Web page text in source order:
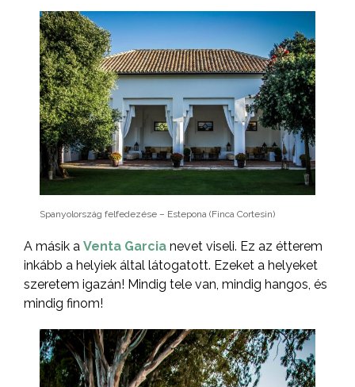
Spanyolország felfedezése – Estepona (Finca Cortesin)
A másik a Venta Garcia nevet viseli. Ez az étterem
inkább a helyiek által látogatott. Ezeket a helyeket
szeretem igazán! Mindig tele van, mindig hangos, és
mindig finom!